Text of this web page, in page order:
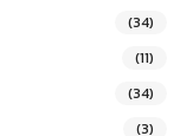
(34)
(11)
(34)
(3)